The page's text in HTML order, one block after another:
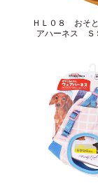
ＨＬ０８ おそ
アハーネス Ｓ